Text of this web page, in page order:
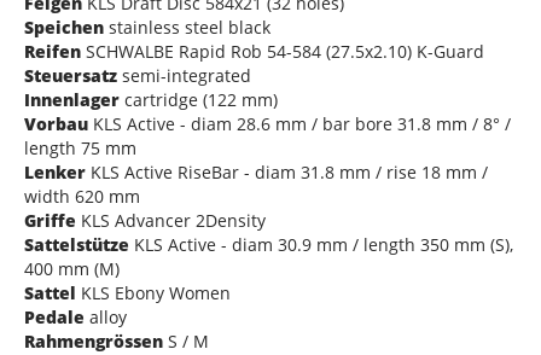
Speichen stainless steel black
Reifen SCHWALBE Rapid Rob 54-584 (27.5x2.10) K-Guard
Steuersatz semi-integrated
Innenlager cartridge (122 mm)
Vorbau KLS Active - diam 28.6 mm / bar bore 31.8 mm / 8° /
length 75 mm
Lenker KLS Active RiseBar - diam 31.8 mm / rise 18 mm /
width 620 mm
Griffe KLS Advancer 2Density
Sattelstütze KLS Active - diam 30.9 mm / length 350 mm (S),
400 mm (M)
Sattel KLS Ebony Women
Pedale alloy
Rahmengrössen S / M